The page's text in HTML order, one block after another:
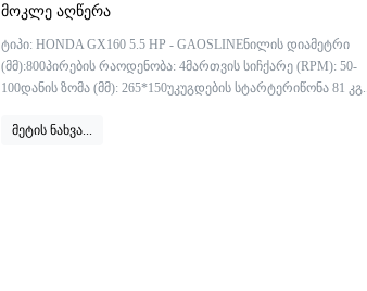
მოკლე აღწერა
ტიპი: HONDA GX160 5.5 HP - GAOSLINEნილის დიამეტრი
(მმ):800პირების რაოდენობა: 4მართვის სიჩქარე (RPM): 50-
100დანის ზომა (მმ): 265*150უკუგდების სტარტერიწონა 81 კგ...
მეტის ნახვა...